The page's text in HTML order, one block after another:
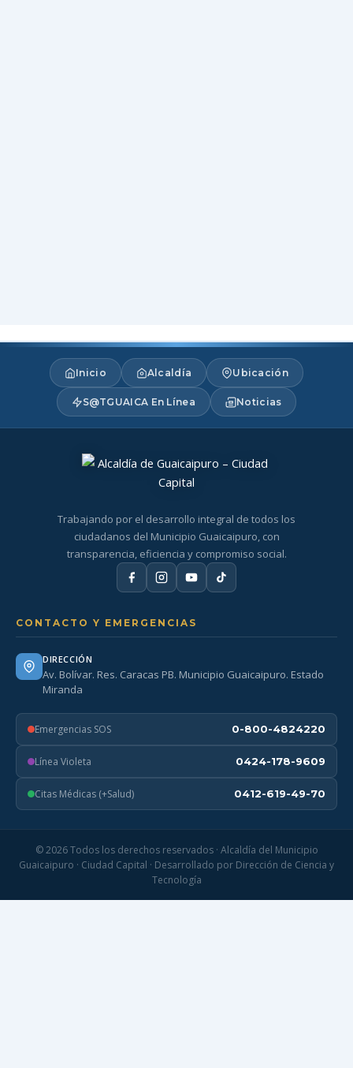
Inicio Alcaldía Ubicación
S@TGUAICA En Línea Noticias
Trabajando por el desarrollo integral de todos los
ciudadanos del Municipio Guaicaipuro, con
transparencia, eficiencia y compromiso social.
CONTACTO Y EMERGENCIAS
DIRECCIÓN
Av. Bolívar. Res. Caracas PB. Municipio Guaicaipuro. Estado
Miranda
Emergencias SOS 0-800-4824220
Línea Violeta 0424-178-9609
Citas Médicas (+Salud) 0412-619-49-70
© 2026 Todos los derechos reservados · Alcaldía del Municipio
Guaicaipuro · Ciudad Capital · Desarrollado por Dirección de Ciencia y
Tecnología